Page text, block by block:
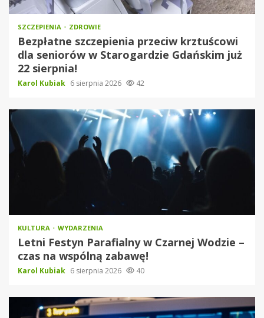
SZCZEPIENIA ZDROWIE
Bezpłatne szczepienia przeciw krztuścowi
dla seniorów w Starogardzie Gdańskim już
22 sierpnia!
Karol Kubiak 6 sierpnia 2026 42
KULTURA WYDARZENIA
Letni Festyn Parafialny w Czarnej Wodzie –
czas na wspólną zabawę!
Karol Kubiak 6 sierpnia 2026 40